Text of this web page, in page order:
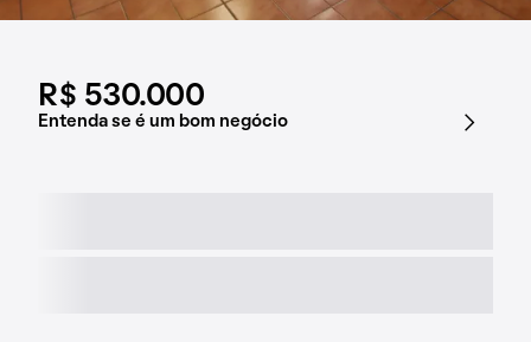
R$ 530.000
Entenda se é um bom negócio